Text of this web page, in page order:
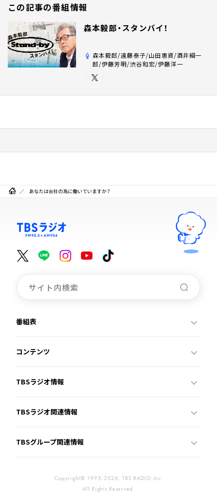
この記事の番組情報
森本毅郎・スタンバイ！
森本毅郎/遠藤泰子/山田惠資/酒井綱一
郎/伊藤芳明/渋谷和宏/伊藤洋一
あなたは会社の為に働いていますか？
番組表
コンテンツ
TBSラジオ情報
TBSラジオ関連情報
TBSグループ関連情報
Copyright© 1995-2026, TBS RADIO,Inc.
All Rights Reserved.